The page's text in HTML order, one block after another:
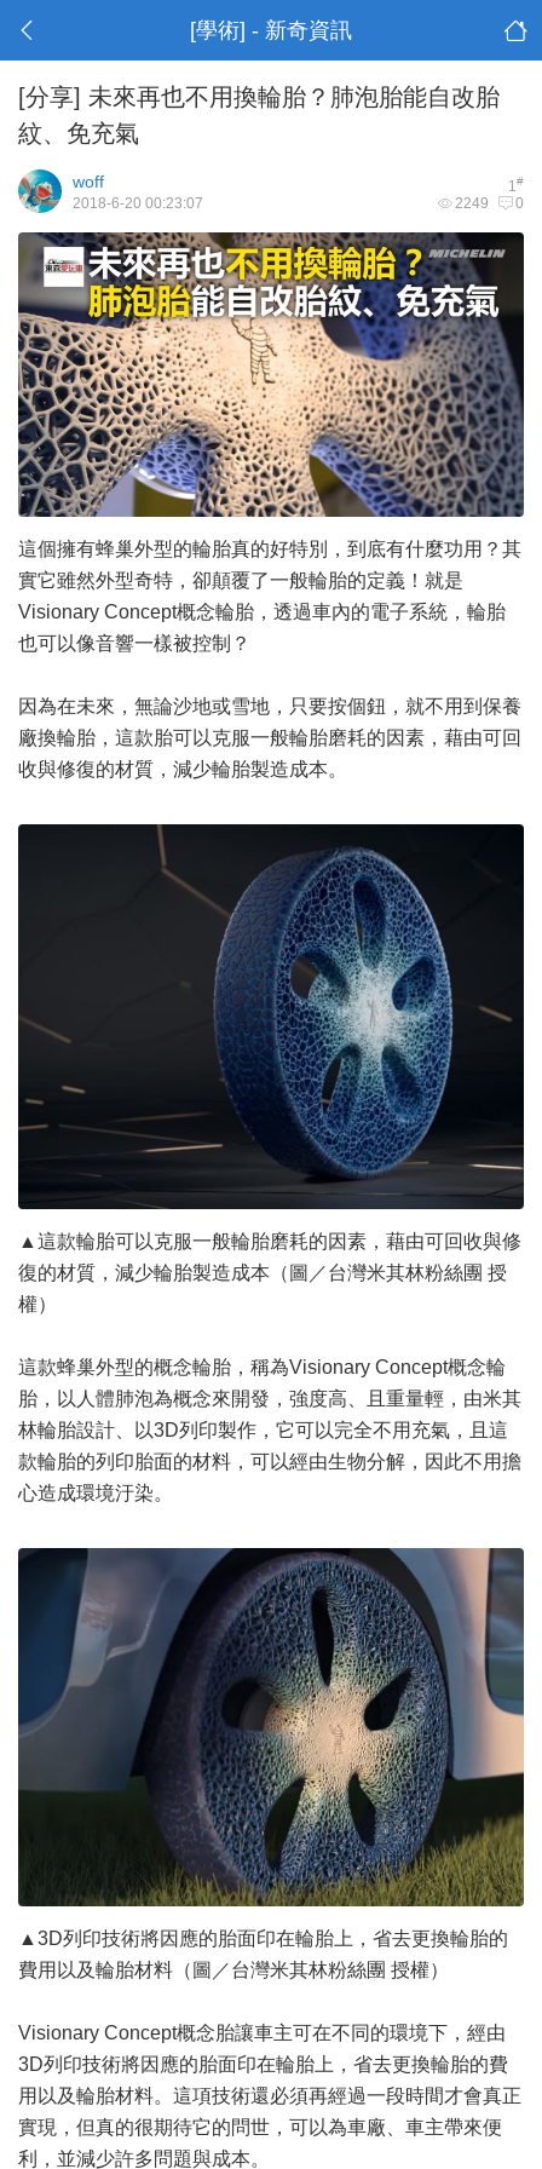
[學術] - 新奇資訊
[分享] 未來再也不用換輪胎？肺泡胎能自改胎
紋、免充氣
1#
woff
2249 0
2018-6-20 00:23:07
這個擁有蜂巢外型的輪胎真的好特別，到底有什麼功用？其
實它雖然外型奇特，卻顛覆了一般輪胎的定義！就是
Visionary Concept概念輪胎，透過車內的電子系統，輪胎
也可以像音響一樣被控制？
因為在未來，無論沙地或雪地，只要按個鈕，就不用到保養
廠換輪胎，這款胎可以克服一般輪胎磨耗的因素，藉由可回
收與修復的材質，減少輪胎製造成本。
▲這款輪胎可以克服一般輪胎磨耗的因素，藉由可回收與修
復的材質，減少輪胎製造成本（圖／台灣米其林粉絲團 授
權）
這款蜂巢外型的概念輪胎，稱為Visionary Concept概念輪
胎，以人體肺泡為概念來開發，強度高、且重量輕，由米其
林輪胎設計、以3D列印製作，它可以完全不用充氣，且這
款輪胎的列印胎面的材料，可以經由生物分解，因此不用擔
心造成環境汙染。
▲3D列印技術將因應的胎面印在輪胎上，省去更換輪胎的
費用以及輪胎材料（圖／台灣米其林粉絲團 授權）
Visionary Concept概念胎讓車主可在不同的環境下，經由
3D列印技術將因應的胎面印在輪胎上，省去更換輪胎的費
用以及輪胎材料。這項技術還必須再經過一段時間才會真正
實現，但真的很期待它的問世，可以為車廠、車主帶來便
利，並減少許多問題與成本。